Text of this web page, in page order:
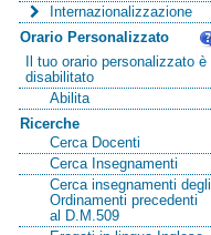
Internazionalizzazione
Orario Personalizzato
Il tuo orario personalizzato è
disabilitato
Abilita
Ricerche
Cerca Docenti
Cerca Insegnamenti
Cerca insegnamenti degli
Ordinamenti precedenti
al D.M.509